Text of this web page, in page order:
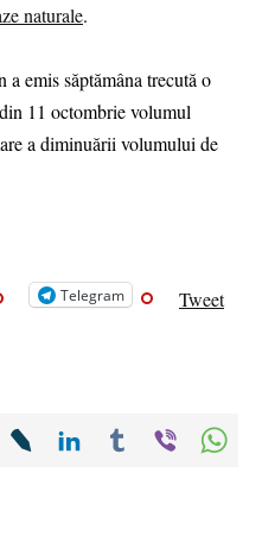
naturale.
emis săptămâna trecută o
11 octombrie volumul
a diminuării volumului de
Telegram Tweet